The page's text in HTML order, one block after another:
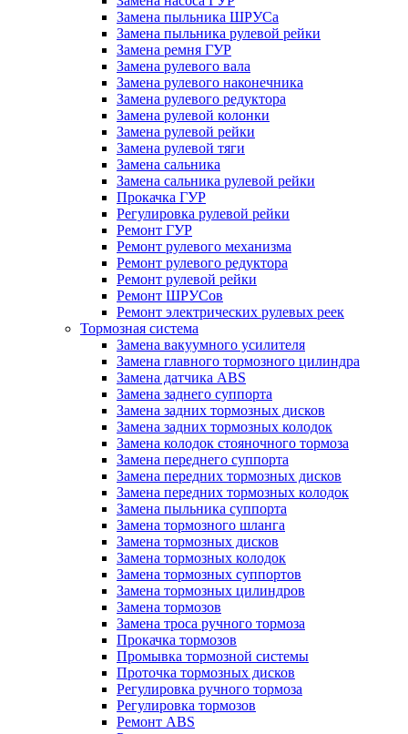
Замена пыльника ШРУСа
Замена пыльника рулевой рейки
Замена ремня ГУР
Замена рулевого вала
Замена рулевого наконечника
Замена рулевого редуктора
Замена рулевой колонки
Замена рулевой рейки
Замена рулевой тяги
Замена сальника
Замена сальника рулевой рейки
Прокачка ГУР
Регулировка рулевой рейки
Ремонт ГУР
Ремонт рулевого механизма
Ремонт рулевого редуктора
Ремонт рулевой рейки
Ремонт ШРУСов
Ремонт электрических рулевых реек
Тормозная система
Замена вакуумного усилителя
Замена главного тормозного цилиндра
Замена датчика ABS
Замена заднего суппорта
Замена задних тормозных дисков
Замена задних тормозных колодок
Замена колодок стояночного тормоза
Замена переднего суппорта
Замена передних тормозных дисков
Замена передних тормозных колодок
Замена пыльника суппорта
Замена тормозного шланга
Замена тормозных дисков
Замена тормозных колодок
Замена тормозных суппортов
Замена тормозных цилиндров
Замена тормозов
Замена троса ручного тормоза
Прокачка тормозов
Промывка тормозной системы
Проточка тормозных дисков
Регулировка ручного тормоза
Регулировка тормозов
Ремонт ABS